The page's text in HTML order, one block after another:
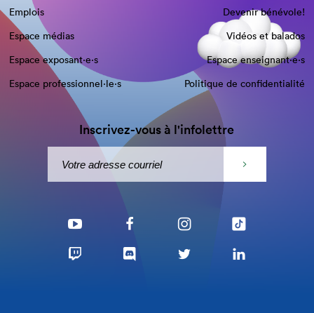
Emplois
Devenir bénévole!
Espace médias
Vidéos et balados
Espace exposant·e⋅s
Espace enseignant·e⋅s
Espace professionnel·le⋅s
Politique de confidentialité
Inscrivez-vous à l'infolettre